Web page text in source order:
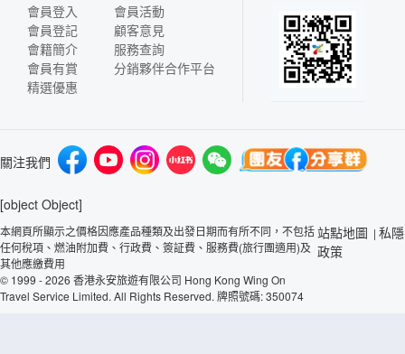
會員登入
會員登記
會籍簡介
會員有賞
精選優惠
會員活動
顧客意見
服務查詢
分銷夥伴合作平台
關注我們
[object Object]
本網頁所顯示之價格因應產品種類及出發日期而有所不同，不包括
任何稅項、燃油附加費、行政費、簽証費、服務費(旅行團適用)及
其他應繳費用
© 1999 - 2026 香港永安旅遊有限公司 Hong Kong Wing On
Travel Service Limited. All Rights Reserved. 牌照號碼: 350074
站點地圖 | 私隱
政策